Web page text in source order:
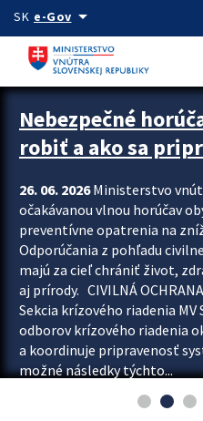
Preskocit na hlavný obsah
SK e-Govarrow_drop_down
Zastavit automatický posun upútavok
Nebezpečné
robiť a ako sa
26. 06. 2026Ministerstvo
očakávanou vlnou horúčav
preventívne opatrenia na
Odporúčania z pohľadu
majú za cieľ chrániť život,
aj prírody. CIVILNÁ
Sekcia krízového riadenia
odborov krízového riadenia
a koordinuje pripravenosť
možné následky týchto...